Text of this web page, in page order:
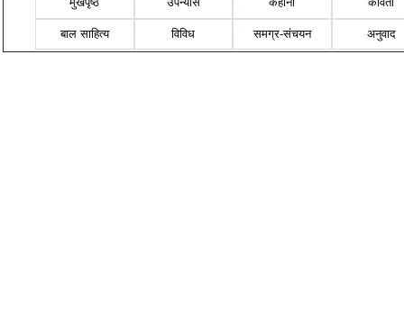
बाल साहित्य विविध समग्र-संचयन अनुवाद